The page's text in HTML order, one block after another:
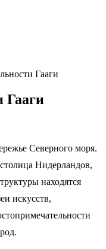
Гааги
Гааги
Северного моря.
Нидерландов,
находятся
искусств,